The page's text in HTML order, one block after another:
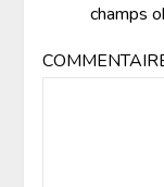
champs